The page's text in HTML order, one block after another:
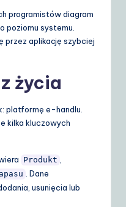
programistów diagram
poziomu systemu.
przez aplikację szybciej
życia
platformę e-handlu.
kilka kluczowych
Produkt ,
. Dane
usunięcia lub